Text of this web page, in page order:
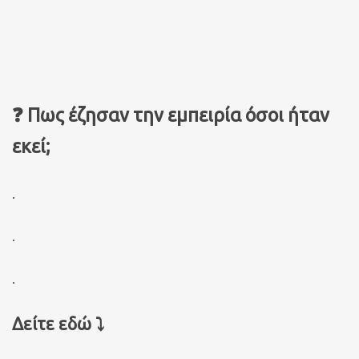
❓ Πως έζησαν την εμπειρία όσοι ήταν
εκεί;
.
.
Δείτε εδώ ⤵️